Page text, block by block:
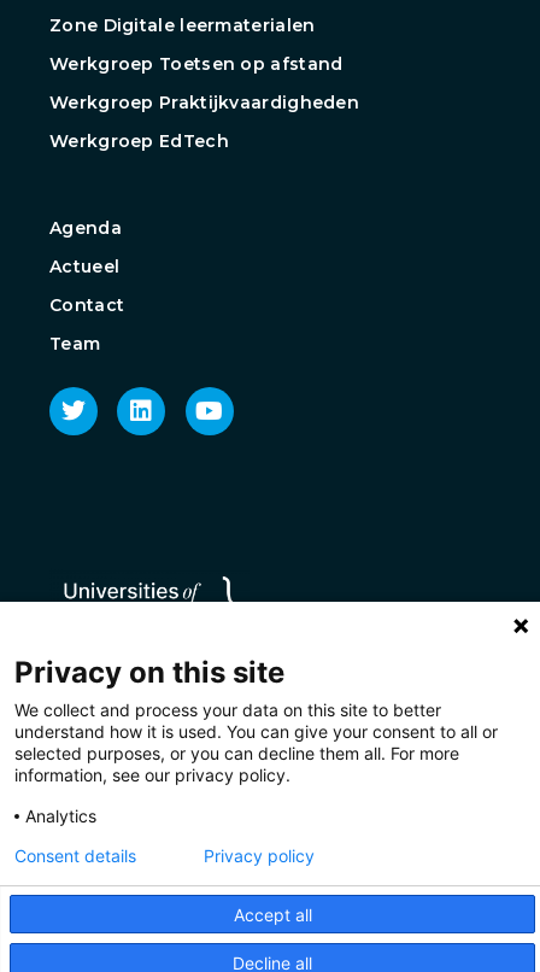
Zone Digitale leermaterialen
Werkgroep Toetsen op afstand
Werkgroep Praktijkvaardigheden
Werkgroep EdTech
Agenda
Actueel
Contact
Team
Privacy Disclaimer
Privacy on this site
We collect and process your data on this site to better
understand how it is used. You can give your consent to all or
selected purposes, or you can decline them all. For more
information, see our privacy policy.
Analytics
Accept all
Decline all
Consent details Privacy policy